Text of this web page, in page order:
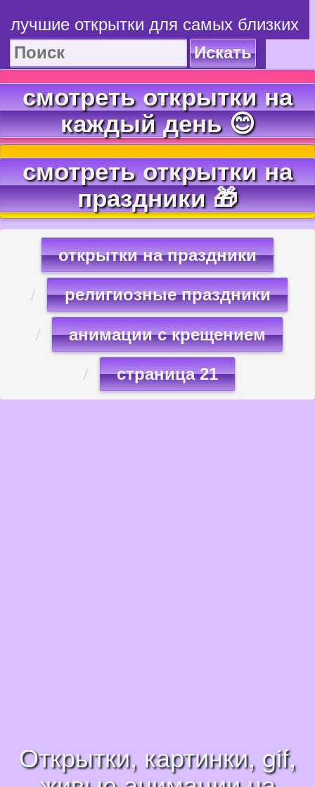
лучшие открытки для самых близких
Искать
смотреть открытки на
каждый день 😊
смотреть открытки на
праздники 🎁
открытки на праздники
религиозные праздники
анимации с крещением
страница 21
Открытки, картинки, gif,